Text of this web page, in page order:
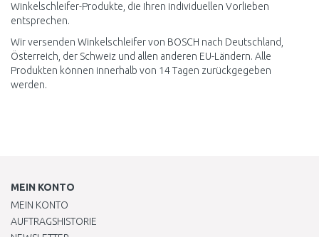
Winkelschleifer-Produkte, die Ihren individuellen Vorlieben
entsprechen.
Wir versenden Winkelschleifer von BOSCH nach Deutschland,
Österreich, der Schweiz und allen anderen EU-Ländern. Alle
Produkten können innerhalb von 14 Tagen zurückgegeben
werden.
MEIN KONTO
MEIN KONTO
AUFTRAGSHISTORIE